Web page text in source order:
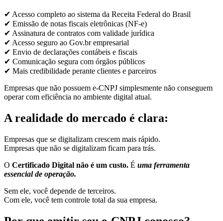
✔ Acesso completo ao sistema da Receita Federal do Brasil
✔ Emissão de notas fiscais eletrônicas (NF-e)
✔ Assinatura de contratos com validade jurídica
✔ Acesso seguro ao Gov.br empresarial
✔ Envio de declarações contábeis e fiscais
✔ Comunicação segura com órgãos públicos
✔ Mais credibilidade perante clientes e parceiros
Empresas que não possuem e-CNPJ simplesmente não conseguem
operar com eficiência no ambiente digital atual.
A realidade do mercado é clara:
Empresas que se digitalizam crescem mais rápido.
Empresas que não se digitalizam ficam para trás.
O Certificado Digital não é um custo. É uma ferramenta
essencial de operação.
Sem ele, você depende de terceiros.
Com ele, você tem controle total da sua empresa.